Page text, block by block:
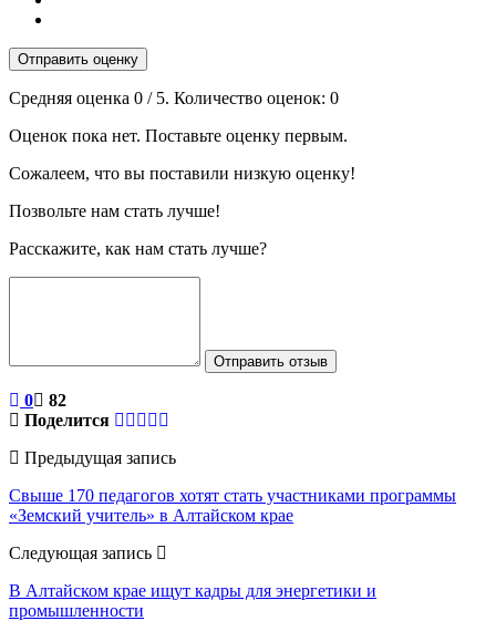
Отправить оценку
Средняя оценка 0 / 5. Количество оценок: 0
Оценок пока нет. Поставьте оценку первым.
Сожалеем, что вы поставили низкую оценку!
Позвольте нам стать лучше!
Расскажите, как нам стать лучше?
Отправить отзыв
0
82
Поделится
Предыдущая запись
Свыше 170 педагогов хотят стать участниками программы
«Земский учитель» в Алтайском крае
Следующая запись
В Алтайском крае ищут кадры для энергетики и
промышленности